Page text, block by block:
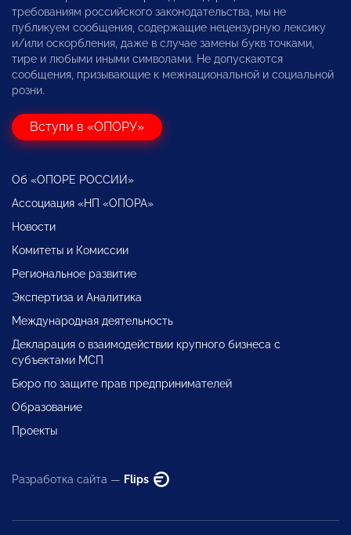
требованиям российского законодательства, мы не
публикуем сообщения, содержащие нецензурную лексику
и/или оскорбления, даже в случае замены букв точками,
тире и любыми иными символами. Не допускаются
сообщения, призывающие к межнациональной и социальной
розни.
Вступи в «ОПОРУ»
Об «ОПОРЕ РОССИИ»
Ассоциация «НП «ОПОРА»
Новости
Комитеты и Комиссии
Региональное развитие
Экспертиза и Аналитика
Международная деятельность
Декларация о взаимодействии крупного бизнеса с
субъектами МСП
Бюро по защите прав предпринимателей
Образование
Проекты
Разработка сайта — Flips